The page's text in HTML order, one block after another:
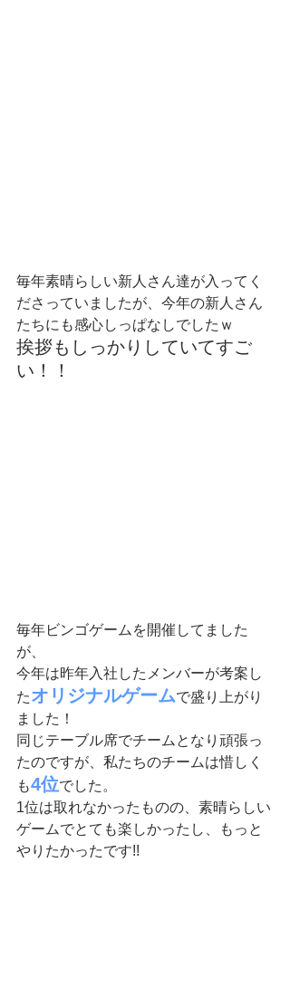
毎年素晴らしい新人さん達が入ってく
ださっていましたが、今年の新人さん
たちにも感心しっぱなしでしたｗ
挨拶もしっかりしていてすご
い！！
毎年ビンゴゲームを開催してました
が、
今年は昨年入社したメンバーが考案し
たオリジナルゲームで盛り上がり
ました！
同じテーブル席でチームとなり頑張っ
たのですが、私たちのチームは惜しく
も4位でした。
1位は取れなかったものの、素晴らしい
ゲームでとても楽しかったし、もっと
やりたかったです!!